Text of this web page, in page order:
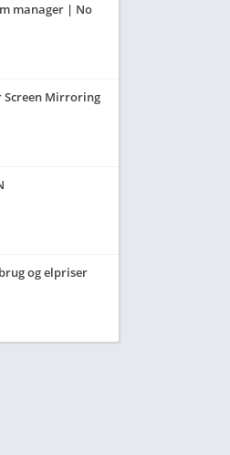
manager | No
Mirroring
og elpriser